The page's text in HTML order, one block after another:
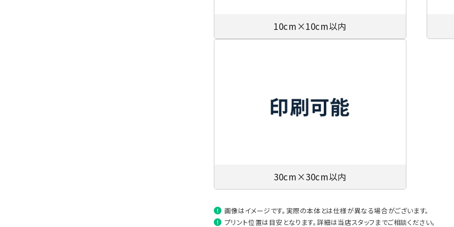
10cm×10cm以内
30cm×30cm以内
画像はイメージです。実際の本体とは仕様が異なる場合がございます。
プリント位置は目安となります。詳細は当店スタッフまでご相談ください。